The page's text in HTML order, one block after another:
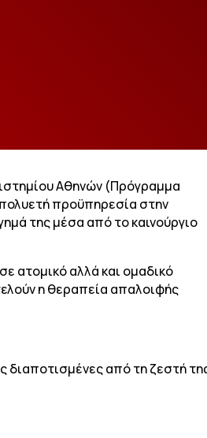
Αθηνών (Πρόγραμμα
προϋπηρεσία στην
της μέσα από το καινούργιο
ατομικό αλλά και ομαδικό
η θεραπεία απαλοιφής
διαποτισμένες από τη ζεστή